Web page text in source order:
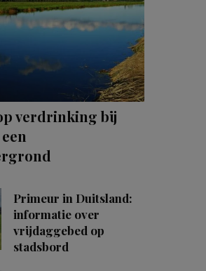
verdrinking bij
Primeur in Duitsland:
informatie over
vrijdaggebed op
stadsbord